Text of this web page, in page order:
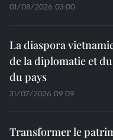
01/08/2026 03:00
La diaspora
de la diplomatie et
du pays
31/07/2026 09:09
Transformer le